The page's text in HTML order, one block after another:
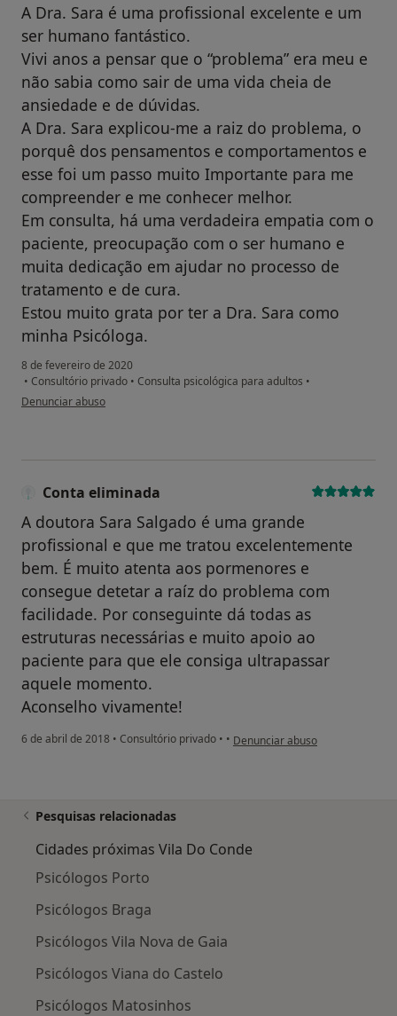
A Dra. Sara é uma profissional excelente e um
ser humano fantástico.
Vivi anos a pensar que o “problema” era meu e
não sabia como sair de uma vida cheia de
ansiedade e de dúvidas.
A Dra. Sara explicou-me a raiz do problema, o
porquê dos pensamentos e comportamentos e
esse foi um passo muito Importante para me
compreender e me conhecer melhor.
Em consulta, há uma verdadeira empatia com o
paciente, preocupação com o ser humano e
muita dedicação em ajudar no processo de
tratamento e de cura.
Estou muito grata por ter a Dra. Sara como
minha Psicóloga.
8 de fevereiro de 2020
• Consultório privado • Consulta psicológica para adultos •
na opinião do utilizador LL
Denunciar abuso
Conta eliminada
A doutora Sara Salgado é uma grande
profissional e que me tratou excelentemente
bem. É muito atenta aos pormenores e
consegue detetar a raíz do problema com
facilidade. Por conseguinte dá todas as
estruturas necessárias e muito apoio ao
paciente para que ele consiga ultrapassar
aquele momento.
Aconselho vivamente!
6 de abril de 2018 • Consultório privado • • na opinião do utilizador Conta
Denunciar abuso
Pesquisas relacionadas
Cidades próximas Vila Do Conde
Psicólogos Porto
Psicólogos Braga
Psicólogos Vila Nova de Gaia
Psicólogos Viana do Castelo
Psicólogos Matosinhos